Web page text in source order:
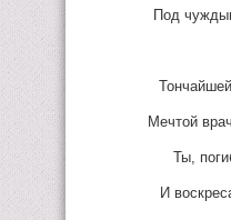
Под
Мечтой
Ты,
И